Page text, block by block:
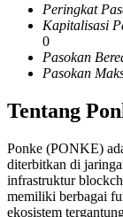
Copy Trading
Peringkat
Kapitalisasi
0
Pasokan
Pasokan
Tentang
Ponke (PONKE)
diterbitkan di
infrastruktur
memiliki berbagai
ekosistem